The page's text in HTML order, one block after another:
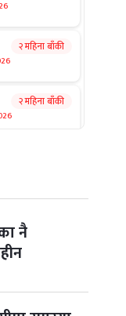
२ महिना बाँकी
२ महिना बाँकी
नै